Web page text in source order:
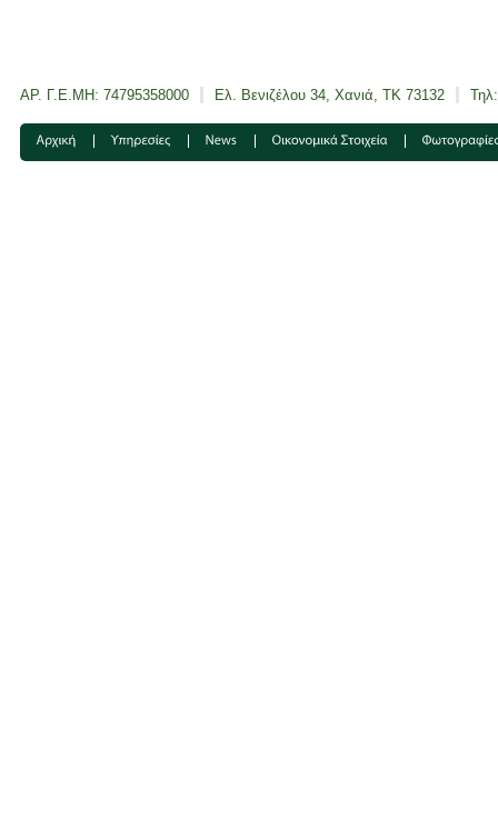
ΑΡ. Γ.Ε.ΜΗ: 74795358000 Ελ. Βενιζέλου 34, Χανιά, ΤΚ 73132